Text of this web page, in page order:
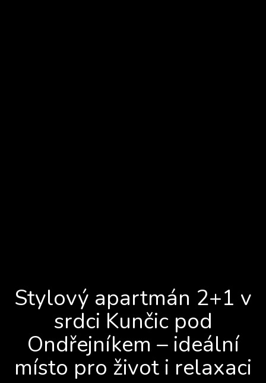
Stylový apartmán 2+1 v
srdci Kunčic pod
Ondřejníkem – ideální
místo pro život i relaxaci